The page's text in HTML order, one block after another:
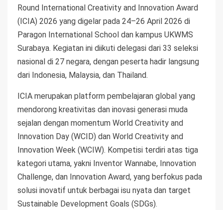
Round International Creativity and Innovation Award
(ICIA) 2026 yang digelar pada 24–26 April 2026 di
Paragon International School dan kampus UKWMS
Surabaya. Kegiatan ini diikuti delegasi dari 33 seleksi
nasional di 27 negara, dengan peserta hadir langsung
dari Indonesia, Malaysia, dan Thailand.
ICIA merupakan platform pembelajaran global yang
mendorong kreativitas dan inovasi generasi muda
sejalan dengan momentum World Creativity and
Innovation Day (WCID) dan World Creativity and
Innovation Week (WCIW). Kompetisi terdiri atas tiga
kategori utama, yakni Inventor Wannabe, Innovation
Challenge, dan Innovation Award, yang berfokus pada
solusi inovatif untuk berbagai isu nyata dan target
Sustainable Development Goals (SDGs).